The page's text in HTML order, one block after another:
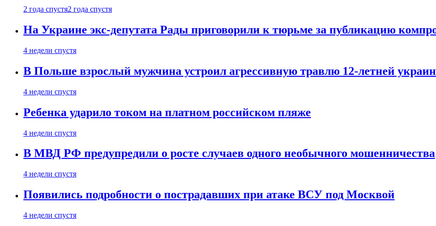
2 года спустя2 года спустя
На Украине экс-депутата Рады приговорили к тюрьме за публикацию
4 недели спустя
В Польше взрослый мужчина устроил агрессивную травлю 12-летней
4 недели спустя
Ребенка ударило током на платном российском пляже
4 недели спустя
В МВД РФ предупредили о росте случаев одного необычного мошенничества
4 недели спустя
Появились подробности о пострадавших при атаке ВСУ под Москвой
4 недели спустя